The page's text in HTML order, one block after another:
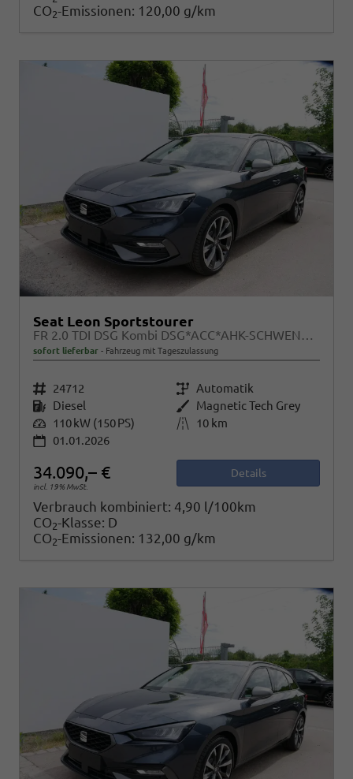
CO2-Emissionen: 120,00 g/km
Seat Leon Sportstourer
FR 2.0 TDI DSG Kombi DSG*ACC*AHK-SCHWENKBAR*NAVI*RFK*FULL LINK*TRAVEL ASSIST*
sofort lieferbar Fahrzeug mit Tageszulassung
Fahrzeugnr. 24712 Getriebe Automatik
Kraftstoff Diesel Außenfarbe Magnetic Tech Grey
Leistung 110 kW (150 PS) Kilometerstand
10 km
01.01.2026
34.090,– €
incl. 19% MwSt.
Details
Verbrauch kombiniert: 4,90 l/100km
CO2-Klasse: D
CO2-Emissionen: 132,00 g/km